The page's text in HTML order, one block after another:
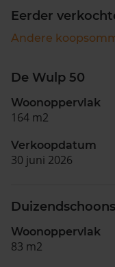
Eerder
Andere
De Wulp 50
Woonoppervlak
164 m2
Verkoopdatum
30 juni 2026
Woonoppervlak
83 m2